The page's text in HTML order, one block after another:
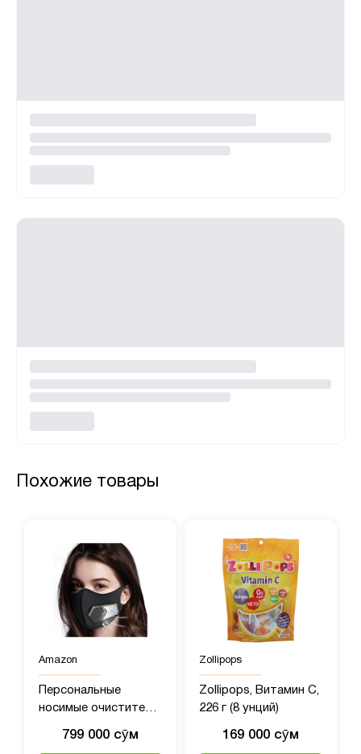
Похожие товары
Amazon
Персональные
носимые очистители
мини-очиститель
799 000 сӯм
Zollipops
Zollipops, Витамин C,
226 г (8 унций)
169 000 сӯм